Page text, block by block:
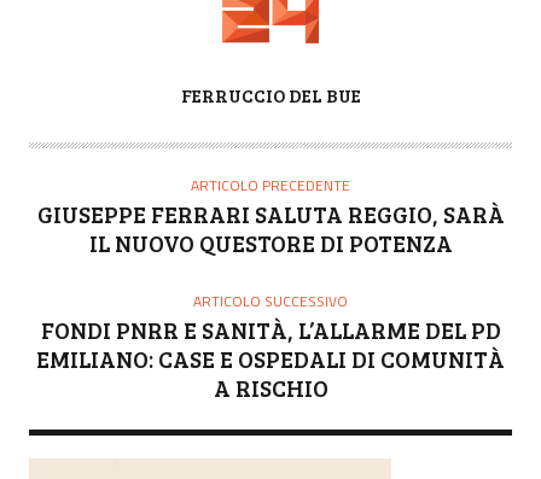
T
R
FERRUCCIO DEL BUE
ARTICOLO PRECEDENTE
GIUSEPPE FERRARI SALUTA REGGIO, SARÀ
IL NUOVO QUESTORE DI POTENZA
ARTICOLO SUCCESSIVO
FONDI PNRR E SANITÀ, L’ALLARME DEL PD
EMILIANO: CASE E OSPEDALI DI COMUNITÀ
A RISCHIO